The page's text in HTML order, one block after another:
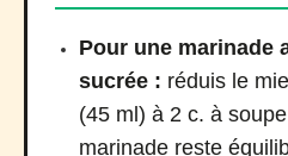
Pour une marinade
sucrée : réduis le
(45 ml) à 2 c. à
marinade reste